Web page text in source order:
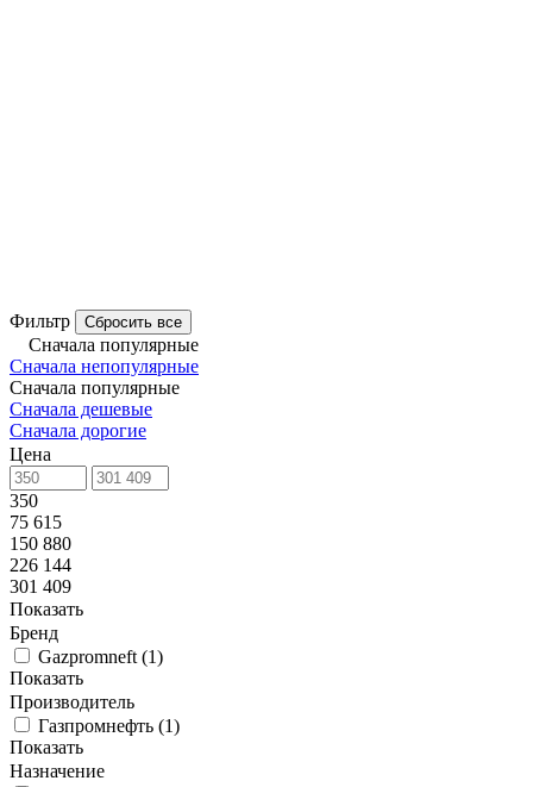
Фильтр Сбросить все
Сначала популярные
Сначала непопулярные
Сначала популярные
Сначала дешевые
Сначала дорогие
Цена
350
75 615
150 880
226 144
301 409
Показать
Бренд
Gazpromneft (1)
Показать
Производитель
Газпромнефть (1)
Показать
Назначение